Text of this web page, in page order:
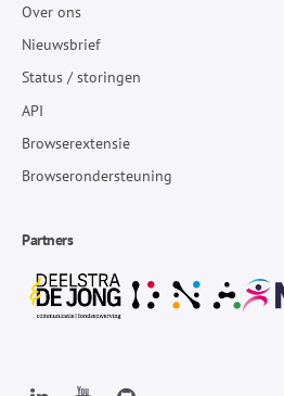
Over ons
Nieuwsbrief
Status / storingen
API
Browserextensie
Browserondersteuning
Partners